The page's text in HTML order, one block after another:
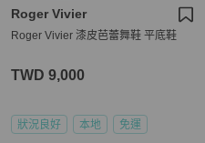
Roger Vivier
Roger Vivier 漆皮芭蕾舞鞋 平底鞋
TWD 9,000
狀況良好 本地 免運